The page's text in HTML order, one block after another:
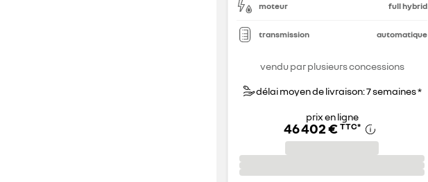
moteur full hybrid
transmission automatique
vendu par plusieurs concessions
délai moyen de livraison: 7 semaines *
prix en ligne
46 402 € TTC*